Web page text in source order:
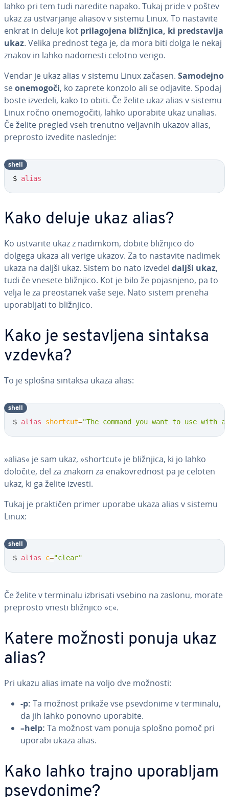
lahko pri tem tudi naredite napako. Tukaj pride v poštev
ukaz za ustvar­ja­nje aliasov v sistemu Linux. To nastavite
enkrat in deluje kot pri­la­go­je­na bližnjica, ki pred­sta­vlja
ukaz. Velika prednost tega je, da mora biti dolga le nekaj
znakov in lahko nadomesti celotno verigo.
Vendar je ukaz alias v sistemu Linux začasen. Samodejno
seonemogoči, ko zaprete konzolo ali se odjavite. Spodaj
boste izvedeli, kako to obiti. Če želite ukaz alias v sistemu
Linux ročno one­mo­go­či­ti, lahko uporabite ukaz unalias.
Če želite pregled vseh trenutno veljavnih ukazov alias,
preprosto izvedite naslednje:
$ alias
shell
Kako deluje ukaz alias?
Ko ustvarite ukaz z nadimkom, dobite bližnjico do
dolgega ukaza ali verige ukazov. Za to nastavite nadimek
ukaza na daljši ukaz. Sistem bo nato izvedel daljši ukaz,
tudi če vnesete bližnjico. Kot je bilo že po­ja­snje­no, pa to
velja le za pre­o­sta­nek vaše seje. Nato sistem preneha
upo­ra­blja­ti to bližnjico.
Kako je se­sta­vlje­na sintaksa
vzdevka?
To je splošna sintaksa ukaza alias:
$ alias shortcut="The command you want to use with
shell
»alias« je sam ukaz, »shortcut« je bližnjica, ki jo lahko
določite, del za znakom za ena­ko­vre­dnost pa je celoten
ukaz, ki ga želite izvesti.
Tukaj je praktičen primer uporabe ukaza alias v sistemu
Linux:
$ alias c="clear"
shell
Če želite v terminalu izbrisati vsebino na zaslonu, morate
preprosto vnesti bližnjico »c«.
Katere možnosti ponuja ukaz
alias?
Pri ukazu alias imate na voljo dve možnosti:
-p: Ta možnost prikaže vse psev­do­ni­me v terminalu,
da jih lahko ponovno uporabite.
–help: Ta možnost vam ponuja splošno pomoč pri
uporabi ukaza alias.
Kako lahko trajno upo­ra­bljam
psev­do­ni­me?